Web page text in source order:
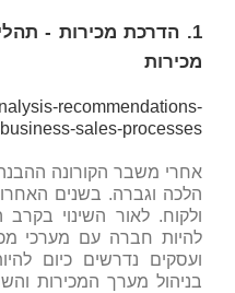
1.
הדרכת מכירות -
מכירות
recommendations-
sales-processes/
אחרי משבר הקורונה
הלכה וגברה. בשנים
ולקוח. לאור השינוי
להיות חברה עם מערכי
ועסקים נדרשים כיום
בניהול מערך המכירות